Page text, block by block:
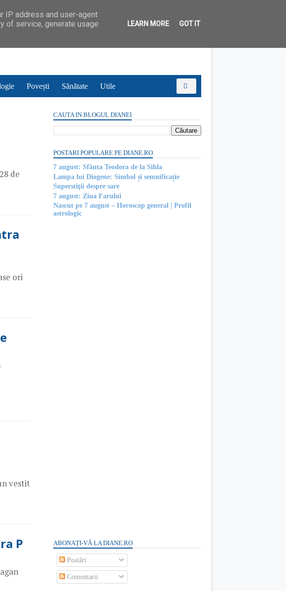
Povești Sănătate Utile
de
ori
vestit
P
CAUTA IN BLOGUL DIANEI
POSTARI POPULARE PE DIANE.RO
7 august: Sfânta Teodora de la Sihla
Lampa lui Diogene: Simbol și semnificație
Superstiţii despre sare
7 august: Ziua Farului
Nascut pe 7 august – Horoscop general | Profil
astrologic
ABONAȚI-VĂ LA DIANE.RO
Postări
Comentarii
IP address and user-agent
of service, generate usage
LEARN MORE GOT IT